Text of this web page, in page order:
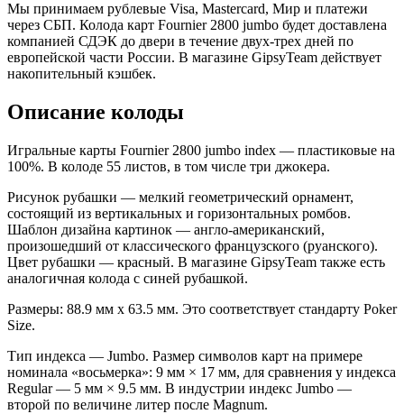
Мы принимаем рублевые Visa, Mastercard, Мир и платежи
через СБП. Колода карт Fournier 2800 jumbo будет доставлена
компанией СДЭК до двери в течение двух-трех дней по
европейской части России. В магазине GipsyTeam действует
накопительный кэшбек.
Описание колоды
Игральные карты Fournier 2800 jumbo index — пластиковые на
100%. В колоде 55 листов, в том числе три джокера.
Рисунок рубашки — мелкий геометрический орнамент,
состоящий из вертикальных и горизонтальных ромбов.
Шаблон дизайна картинок — англо-американский,
произошедший от классического французского (руанского).
Цвет рубашки — красный. В магазине GipsyTeam также есть
аналогичная колода с синей рубашкой.
Размеры: 88.9 мм х 63.5 мм. Это соответствует стандарту Poker
Size.
Тип индекса — Jumbo. Размер символов карт на примере
номинала «восьмерка»: 9 мм × 17 мм, для сравнения у индекса
Regular — 5 мм × 9.5 мм. В индустрии индекс Jumbo —
второй по величине литер после Magnum.